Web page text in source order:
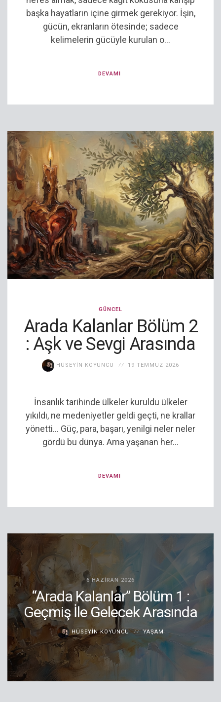
başka hayatların içine girmek gerekiyor. İşin,
gücün, ekranların ötesinde; sadece
kelimelerin gücüyle kurulan o...
DEVAMI
GÜNCEL
Arada Kalanlar Bölüm 2
: Aşk ve Sevgi Arasında
HÜSEYIN KOYUNCU 19 TEMMUZ 2026
İnsanlık tarihinde ülkeler kuruldu ülkeler
yıkıldı, ne medeniyetler geldi geçti, ne krallar
yönetti… Güç, para, başarı, yenilgi neler neler
gördü bu dünya. Ama yaşanan her...
DEVAMI
6 HAZIRAN 2026
“Arada Kalanlar” Bölüm 1 :
Geçmiş İle Gelecek Arasında
HÜSEYIN KOYUNCU YAŞAM